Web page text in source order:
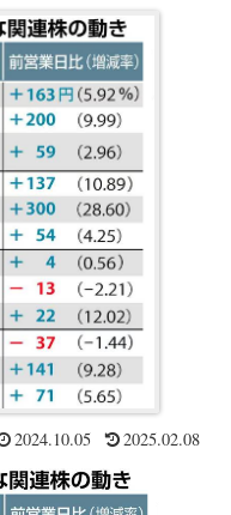
2024.10.05 2025.02.08